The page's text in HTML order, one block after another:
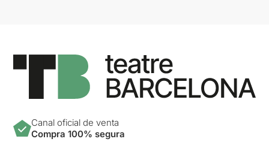
Canal oficial de venta
Compra 100% segura